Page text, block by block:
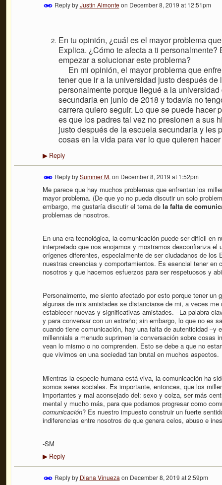
Reply byJustin Almonteon December 8, 2019 at 12:51pm
En tu opinión, ¿cuál es el mayor problema
Explica. ¿Cómo te afecta a ti
empezar a solucionar este problema?
En mi opinión, el mayor problema que
tener que ir a la universidad justo después
personalmente porque llegué a la
secundaria en junio de 2018 y todavía no
carrera quiero seguir. Lo que se puede hacer
es que los padres tal vez no presionen a sus
justo después de la escuela secundaria y les
cosas en la vida para ver lo que quieren
▶Reply
Reply bySummer M. on December 8, 2019 at 1:52pm
Me parece que hay muchos problemas que enfrentan los
mayor problema. (De que yo no pueda discutir un solo
embargo, me gustaría discutir el tema de la falta de
problemas de nosotros.
En una era tecnológica, la comunicación puede ser difícil en
interpretado que nos enojamos y mostramos desconfianza
orígenes diferentes, especialmente de ser ciudadanos de
nuestras creencias y comportamientos. Es esencial tener en
nosotros y que hacemos esfuerzos para ser respetuosos y
Personalmente, me siento afectado por esto porque tener un
algunas de mis amistades se distanciarse de mi, a veces
establecer nuevas y significativas amistades. –La palabra
y para conversar con un extraño; sin embargo, lo que no es
cuando tiene comunicación, hay una falta de autenticidad –y
millennials a menudo suprimen la conversación sobre cosas
vean lo mismo o no comprenden. Esto se debe a que no
que vivimos en una sociedad tan brutal en muchos aspectos.
Mientras la especie humana está viva, la comunicación ha
somos seres sociales. Es importante, entonces, que los
importantes y mal aconsejado del: sexo y colza, ser más
mental y mucho más, para que podamos progresar como
comunicación? Es nuestro impuesto construir un fuerte
indiferencias entre nosotros de que genera celos, abuso e
-SM
▶Reply
Reply by Diana Vinueza on December 8, 2019 at 2:59pm